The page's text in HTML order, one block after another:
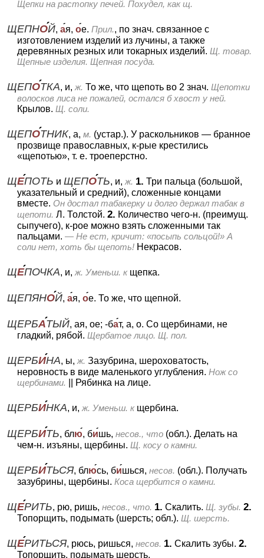
Щепки на растопку печей. Похудел, как щ.
ЩЕПНОЙ, ая, ое. Прил., по знач. связанное с
изготовлением изделий из лучины, а также
деревянных резных или токарных изделий. Щ. товар.
Щепные изделия. Щепная посуда.
ЩЕПОТКА, и, ж. То же, что щепоть во 2 знач. Щепотки
волосков лиса не пожалей, остался б хвост у ней.
Крылов. Щ. соли.
ЩЕПОТНИК, а, м. (устар.). У раскольников — бранное
прозвище православных, к-рые крестились
«щепотью», т. е. троеперстно.
ЩЕПОТЬ и ЩЕПОТЬ, и, ж. 1. Три пальца (большой,
указательный и средний), сложенные концами
вместе. Он достал табакерку и долго держал табак в
щепоти. Л. Толстой. 2. Количество чего-н. (преимущ.
сыпучего), к-рое можно взять сложенными так
пальцами. — Не ест, кричит: «посыпь сольцой!» А
соли нет, хоть бы щепоть! Некрасов.
ЩЕПОЧКА, и, ж. Уменьш. к щепка.
ЩЕПЯНОЙ, ая, ое. То же, что щепной.
ЩЕРБАТЫЙ, ая, ое; -бат, а, о. Со щербинами, не
гладкий, рябой. Щербатое лицо. Щ. пол.
ЩЕРБИНА, ы, ж. Зазубрина, шероховатость,
неровность в виде маленького углубления. Нож со
щербинами.
Рябинка на лице.
ЩЕРБИНКА, и, ж. Уменьш. к щербина.
ЩЕРБИТЬ, блю, бишь, несов., что (обл.). Делать на
чем-н. изъяны, щербины. Щ. косу о камни.
ЩЕРБИТЬСЯ, блюсь, бишься, несов. (обл.). Получать
зазубрины, щербины. Коса щербится о камни.
ЩЕРИТЬ, рю, ришь, несов., что. 1. Скалить. Щ. зубы. 2.
Топорщить, подымать (шерсть; обл.). Щ. шерсть.
ЩЕРИТЬСЯ, рюсь, ришься, несов. 1. Скалить зубы. 2.
Топорщить, подымать шерсть.